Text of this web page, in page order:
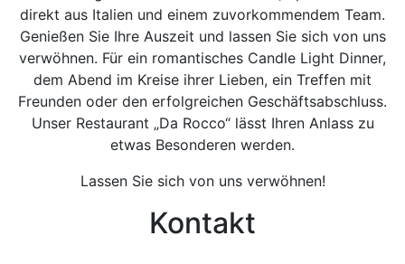
direkt aus Italien und einem zuvorkommendem Team.
Genießen Sie Ihre Auszeit und lassen Sie sich von uns
verwöhnen. Für ein romantisches Candle Light Dinner,
dem Abend im Kreise ihrer Lieben, ein Treffen mit
Freunden oder den erfolgreichen Geschäftsabschluss.
Unser Restaurant „Da Rocco“ lässt Ihren Anlass zu
etwas Besonderen werden.
Lassen Sie sich von uns verwöhnen!
Kontakt